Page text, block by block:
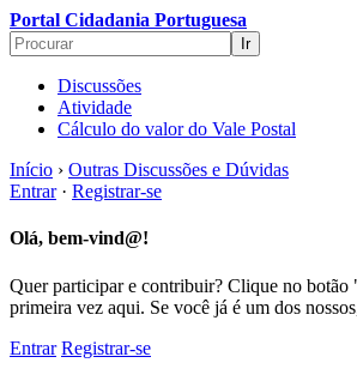
Portal Cidadania Portuguesa
Discussões
Atividade
Cálculo do valor do Vale Postal
Início › Outras Discussões e Dúvidas
Entrar · Registrar-se
Olá, bem-vind@!
Quer participar e contribuir? Clique no botão
primeira vez aqui. Se você já é um dos
Entrar Registrar-se